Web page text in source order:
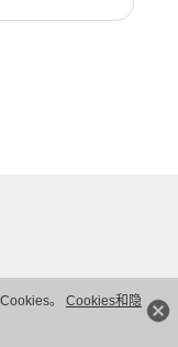
。 Cookies和隐